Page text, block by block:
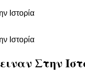
Ιστορία
Ιστορία
Στην